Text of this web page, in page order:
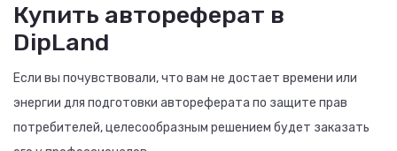
Купить автореферат в
DipLand
Если вы почувствовали, что вам не достает времени или
энергии для подготовки автореферата по защите прав
потребителей, целесообразным решением будет заказать